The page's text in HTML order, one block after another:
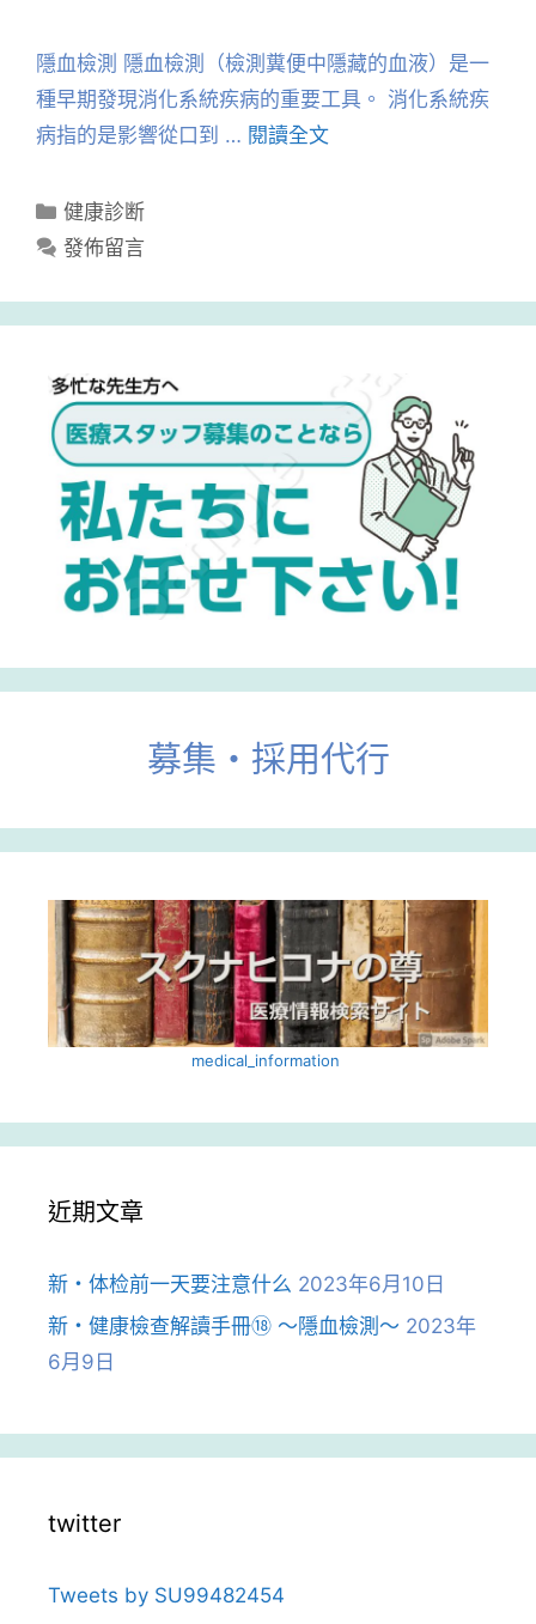
隱血檢測 隱血檢測（檢測糞便中隱藏的血液）是一
種早期發現消化系統疾病的重要工具。 消化系統疾
病指的是影響從口到 … 閱讀全文
分
類
健康診断
發佈留言
募集・採用代行
medical_information ‎
近期文章
新・体检前一天要注意什么 2023年6月10日
新・健康檢查解讀手冊⑱ ～隱血檢測～ 2023年
6月9日
twitter
Tweets by SU99482454